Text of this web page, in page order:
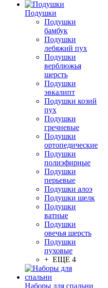
Подушки
Подушки
бамбук
Подушки
лебяжий пух
Подушки
верблюжья
шерсть
Подушки
эвкалипт
Подушки козий
пух
Подушки
гречневые
Подушки
ортопедические
Подушки
полиэфирные
Подушки
перьевые
Подушки алоэ
Подушки шелк
Подушки
ватные
Подушки
овечья шерсть
Подушки
пуховые
+ ЕЩЕ 4
Наборы для спальни